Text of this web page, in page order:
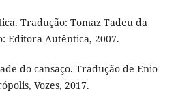
Tradução: Tomaz Tadeu da
Editora Autêntica, 2007.
do cansaço. Tradução de Enio
Vozes, 2017.